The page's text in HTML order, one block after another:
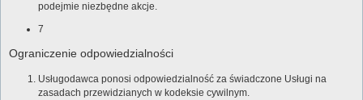
podejmie niezbędne akcje.
7
Ograniczenie odpowiedzialności
Usługodawca ponosi odpowiedzialność za świadczone Usługi na
zasadach przewidzianych w kodeksie cywilnym.